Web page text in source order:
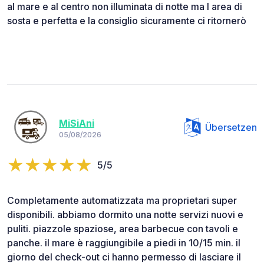
al mare e al centro non illuminata di notte ma l area di
sosta e perfetta e la consiglio sicuramente ci ritornerò
MiSiAni
05/08/2026
Übersetzen
5/5
Completamente automatizzata ma proprietari super
disponibili. abbiamo dormito una notte servizi nuovi e
puliti. piazzole spaziose, area barbecue con tavoli e
panche. il mare è raggiungibile a piedi in 10/15 min. il
giorno del check-out ci hanno permesso di lasciare il